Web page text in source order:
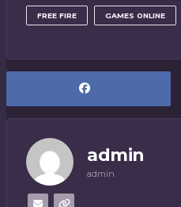
FREE FIRE GAMES ONLINE
admin
admin